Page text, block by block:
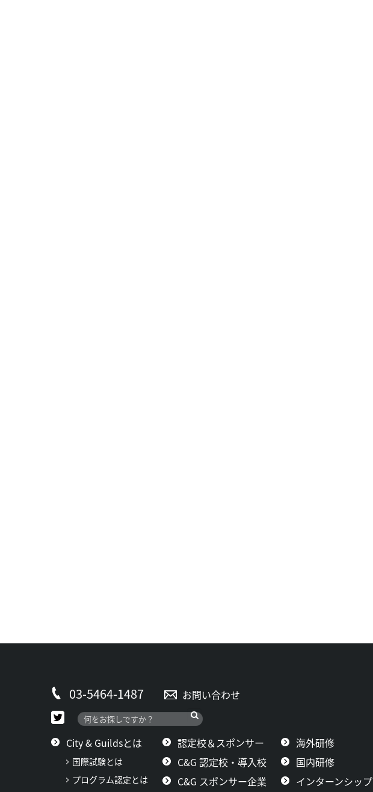
03-5464-1487 お問い合わせ
City & Guildsとは
国際試験とは
プログラム認定とは
認定校＆スポンサー
C&G 認定校・導入校
C&G スポンサー企業
海外研修
国内研修
インターンシップ